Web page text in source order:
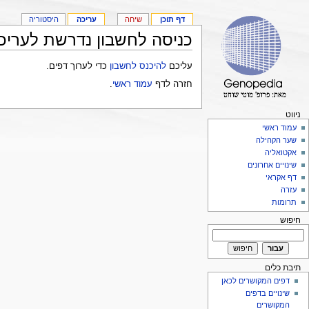
כניסה לחשבון נדרשת
עליכם להיכנס לחשבון כדי לערוך דפים.
חזרה לדף עמוד ראשי
דף תוכן שיחה עריכה היסטוריה
ניווט
עמוד ראשי
שער הקהילה
אקטואליה
שינויים אחרונים
דף אקראי
עזרה
תרומות
חיפוש
תיבת כלים
דפים המקושרים לכאן
שינויים בדפים
המקושרים